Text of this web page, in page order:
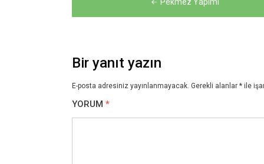
gezinmesi
Bir yanıt yazın
E-posta adresiniz yayınlanmayacak. Gerekli alanlar * ile
YORUM *